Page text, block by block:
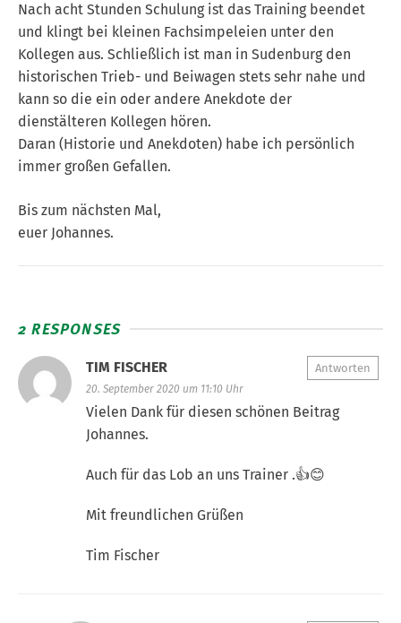
Nach acht Stunden Schulung ist das Training beendet
und klingt bei kleinen Fachsimpeleien unter den
Kollegen aus. Schließlich ist man in Sudenburg den
historischen Trieb- und Beiwagen stets sehr nahe und
kann so die ein oder andere Anekdote der
dienstälteren Kollegen hören.
Daran (Historie und Anekdoten) habe ich persönlich
immer großen Gefallen.
Bis zum nächsten Mal,
euer Johannes.
2 RESPONSES
TIM FISCHER
20. September 2020 um 11:10 Uhr
Vielen Dank für diesen schönen Beitrag
Johannes.
Auch für das Lob an uns Trainer .👍😊
Mit freundlichen Grüßen
Tim Fischer
Antworten